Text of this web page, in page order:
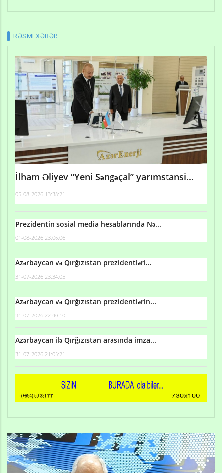
RƏSMI XƏBƏR
İlham Əliyev “Yeni Səngəçal” yarımstansi...
05-08-2026 13:38:21
Prezidentin sosial media hesablarında Nə...
01-08-2026 23:06:06
Azərbaycan və Qırğızıstan prezidentləri...
31-07-2026 23:34:05
Azərbaycan və Qırğızıstan prezidentlərin...
31-07-2026 22:40:10
Azərbaycan ilə Qırğızıstan arasında imza...
31-07-2026 21:05:21